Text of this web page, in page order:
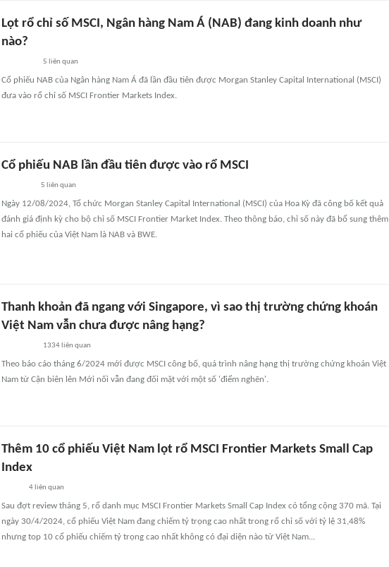
Lọt rổ chỉ số MSCI, Ngân hàng Nam Á (NAB) đang kinh doanh như
nào?
5 liên quan
Cổ phiếu NAB của Ngân hàng Nam Á đã lần đầu tiên được Morgan Stanley Capital International (MSCI)
đưa vào rổ chỉ số MSCI Frontier Markets Index.
Cổ phiếu NAB lần đầu tiên được vào rổ MSCI
5 liên quan
Ngày 12/08/2024, Tổ chức Morgan Stanley Capital International (MSCI) của Hoa Kỳ đã công bố kết quả
đánh giá định kỳ cho bộ chỉ số MSCI Frontier Market Index. Theo thông báo, chỉ số này đã bổ sung thêm
hai cổ phiếu của Việt Nam là NAB và BWE.
Thanh khoản đã ngang với Singapore, vì sao thị trường chứng khoán
Việt Nam vẫn chưa được nâng hạng?
1334 liên quan
Theo báo cáo tháng 6/2024 mới được MSCI công bố, quá trình nâng hạng thị trường chứng khoán Việt
Nam từ Cận biên lên Mới nối vẫn đang đối mặt với một số 'điểm nghẽn'.
Thêm 10 cổ phiếu Việt Nam lọt rổ MSCI Frontier Markets Small Cap
Index
4liên quan
Sau đợt review tháng 5, rổ danh mục MSCI Frontier Markets Small Cap Index có tổng cộng 370 mã. Tại
ngày 30/4/2024, cổ phiếu Việt Nam đang chiếm tỷ trọng cao nhất trong rổ chỉ số với tỷ lệ 31,48%
nhưng top 10 cổ phiếu chiếm tỷ trọng cao nhất không có đại diện nào từ Việt Nam...